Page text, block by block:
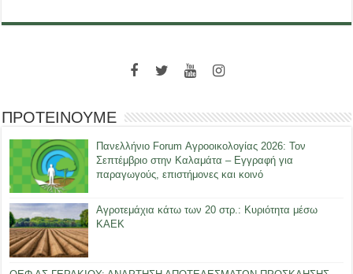
ΠΡΟΤΕΙΝΟΥΜΕ
Πανελλήνιο Forum Αγροοικολογίας 2026: Τον
Σεπτέμβριο στην Καλαμάτα – Εγγραφή για
παραγωγούς, επιστήμονες και κοινό
Αγροτεμάχια κάτω των 20 στρ.: Κυριότητα μέσω
ΚΑΕΚ